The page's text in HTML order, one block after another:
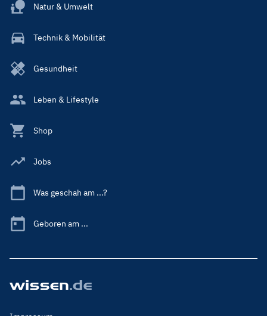
Natur & Umwelt
Technik & Mobilität
Gesundheit
Leben & Lifestyle
Shop
Jobs
Was geschah am ...?
Geboren am ...